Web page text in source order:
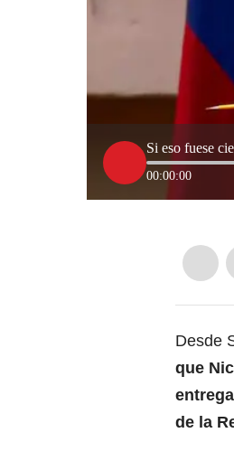
Si eso fuese
00:00:00
Desde
que
de la